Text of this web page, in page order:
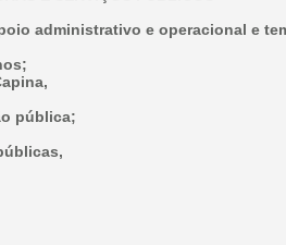
administrativo e operacional e
pública;